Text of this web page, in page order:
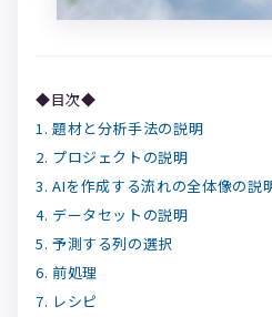
◆目次◆
1. 題材と分析手法の説明
2. プロジェクトの説明
3. AIを作成する流れの全体像の説
4. データセットの説明
5. 予測する列の選択
6. 前処理
7. レシピ